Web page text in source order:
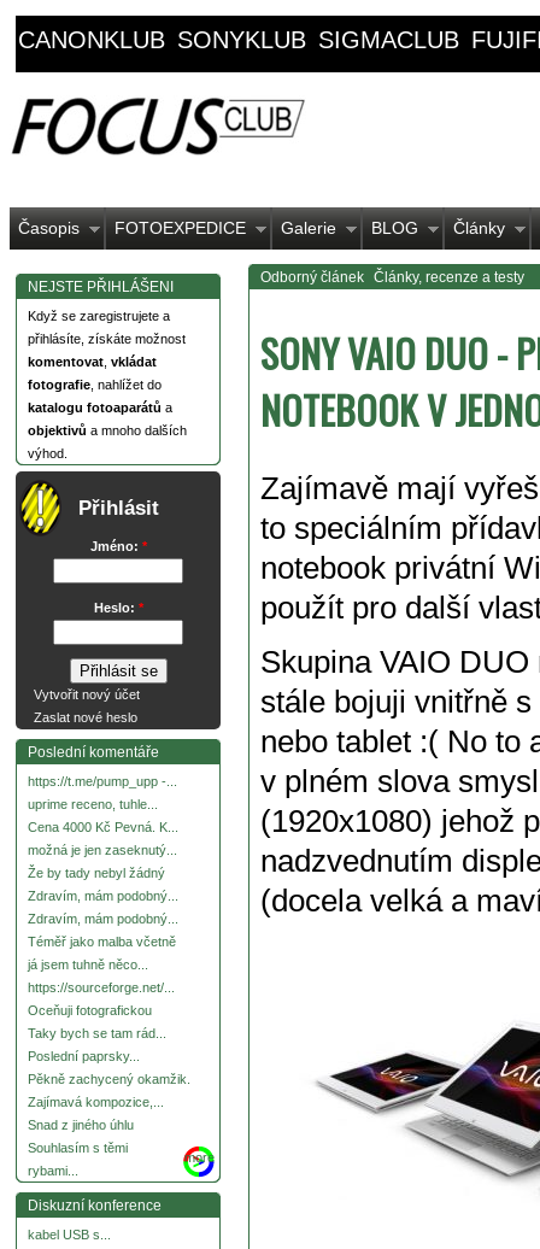
CANONKLUB SONYKLUB SIGMACLUB
Časopis FOTOEXPEDICE Galerie BLOG Články
NEJSTE PŘIHLÁŠENI
Když se zaregistrujete a
přihlásíte, získáte možnost
komentovat vkládat
fotografie , nahlížet do
katalogu fotoaparátů a
objektivů a mnoho dalších
výhod.
Přihlásit
Jméno: *
Heslo: *
Vytvořit nový účet
Zaslat nové heslo
Poslední komentáře
https://t.me/pump_upp -...
uprime receno, tuhle...
Cena 4000 Kč Pevná. K...
možná je jen zaseknutý...
Že by tady nebyl žádný
Zdravím, mám podobný...
Zdravím, mám podobný...
Téměř jako malba včetně
já jsem tuhně něco...
https://sourceforge.net/...
Oceňuji fotografickou
Taky bych se tam rád...
Poslední paprsky...
Pěkně zachycený okamžik.
Zajímavá kompozice,...
Snad z jiného úhlu
Souhlasím s těmi
rybami...
more
Diskuzní konference
kabel USB s...
Odborný článek Články, recenze a testy
SONY VAIO DUO -
NOTEBOOK V
Zajímavě mají
to speciálním
notebook privátní
použít pro další
Skupina VAIO
stále bojuji vnitřně
nebo tablet :( No to
v plném slova
(1920x1080) jehož
nadzvednutím
(docela velká a